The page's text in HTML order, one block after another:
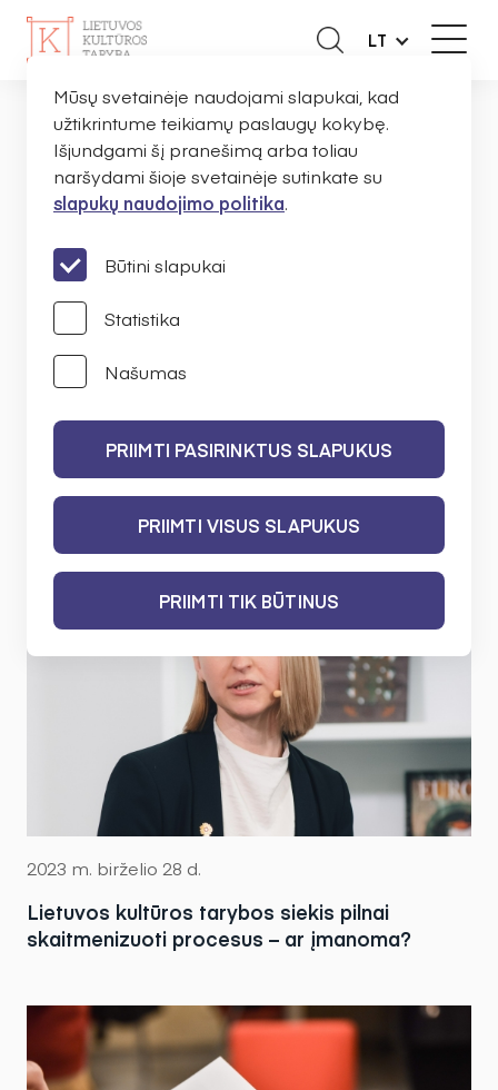
LT
NAUJIENOS
PRANEŠIMAI
IEŠKOTI
2023 m. birželio 28 d.
Lietuvos kultūros tarybos siekis pilnai
skaitmenizuoti procesus – ar įmanoma?
Mūsų svetainėje naudojami slapukai, kad
užtikrintume teikiamų paslaugų kokybę.
Išjundgami šį pranešimą arba toliau
naršydami šioje svetainėje sutinkate su
slapukų naudojimo politika.
Būtini slapukai
Statistika
Našumas
PRIIMTI PASIRINKTUS SLAPUKUS
PRIIMTI VISUS SLAPUKUS
PRIIMTI TIK BŪTINUS